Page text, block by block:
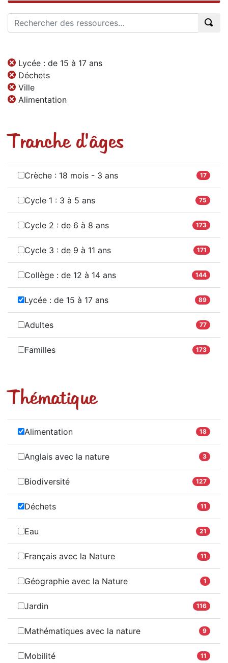
Lycée : de 15 à 17 ans
Déchets
Ville
Alimentation
Tranche d'âges
Crèche : 18 mois - 3 ans 17
Cycle 1 : 3 à 5 ans 75
Cycle 2 : de 6 à 8 ans 173
Cycle 3 : de 9 à 11 ans 171
Collège : de 12 à 14 ans 144
Lycée : de 15 à 17 ans 89
Adultes 77
Familles 173
Thématique
Alimentation 18
Anglais avec la nature 3
Biodiversité 127
Déchets 11
Eau 21
Français avec la Nature 11
Géographie avec la Nature 1
Jardin 116
Mathématiques avec la nature 9
Mobilité 11